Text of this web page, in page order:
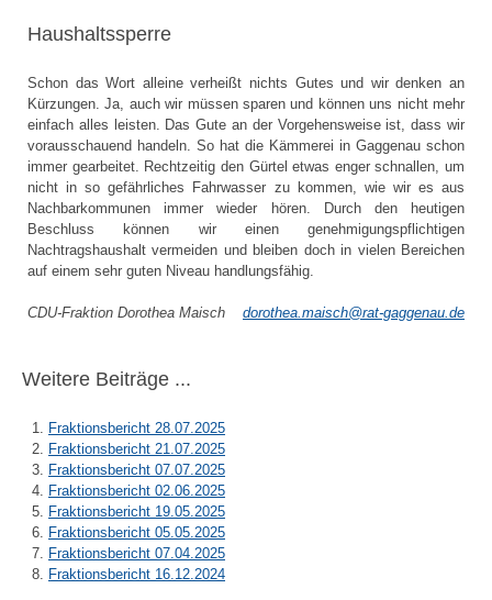
Haushaltssperre
Schon das Wort alleine verheißt nichts Gutes und wir denken an
Kürzungen. Ja, auch wir müssen sparen und können uns nicht mehr
einfach alles leisten. Das Gute an der Vorgehensweise ist, dass wir
vorausschauend handeln. So hat die Kämmerei in Gaggenau schon
immer gearbeitet. Rechtzeitig den Gürtel etwas enger schnallen, um
nicht in so gefährliches Fahrwasser zu kommen, wie wir es aus
Nachbarkommunen immer wieder hören. Durch den heutigen
Beschluss können wir einen genehmigungspflichtigen
Nachtragshaushalt vermeiden und bleiben doch in vielen Bereichen
auf einem sehr guten Niveau handlungsfähig.
CDU-Fraktion Dorothea Maisch dorothea.maisch@rat-gaggenau.de
Weitere Beiträge ...
Fraktionsbericht 28.07.2025
Fraktionsbericht 21.07.2025
Fraktionsbericht 07.07.2025
Fraktionsbericht 02.06.2025
Fraktionsbericht 19.05.2025
Fraktionsbericht 05.05.2025
Fraktionsbericht 07.04.2025
Fraktionsbericht 16.12.2024